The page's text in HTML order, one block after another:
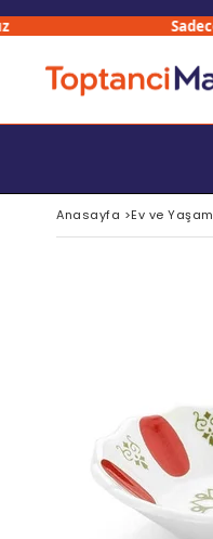
Sadece
Anasayfa >Ev ve Yaşam